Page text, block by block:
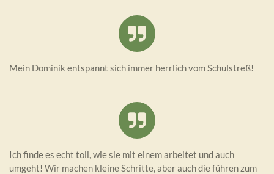
Mein Dominik entspannt sich immer herrlich vom Schulstreß!
Ich finde es echt toll, wie sie mit einem arbeitet und auch
umgeht! Wir machen kleine Schritte, aber auch die führen zum